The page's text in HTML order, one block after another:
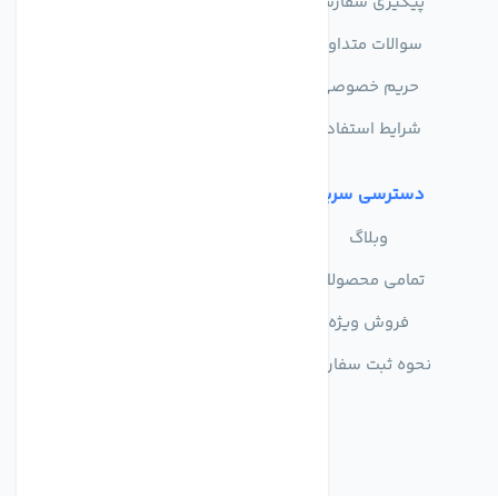
سوالات متداول
حریم خصوصی
شرایط استفاده
دسترسی سریع
وبلاگ
تمامی محصولات
فروش ویژه
نحوه ثبت سفارش